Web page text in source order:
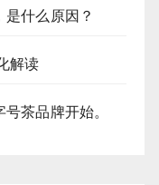
什么原因？
解读
茶品牌开始。